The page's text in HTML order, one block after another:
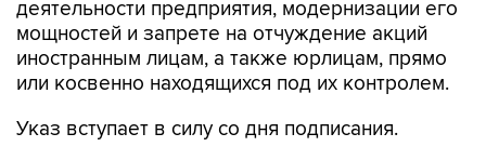
деятельности предприятия, модернизации его
мощностей и запрете на отчуждение акций
иностранным лицам, а также юрлицам, прямо
или косвенно находящихся под их контролем.
Указ вступает в силу со дня подписания.